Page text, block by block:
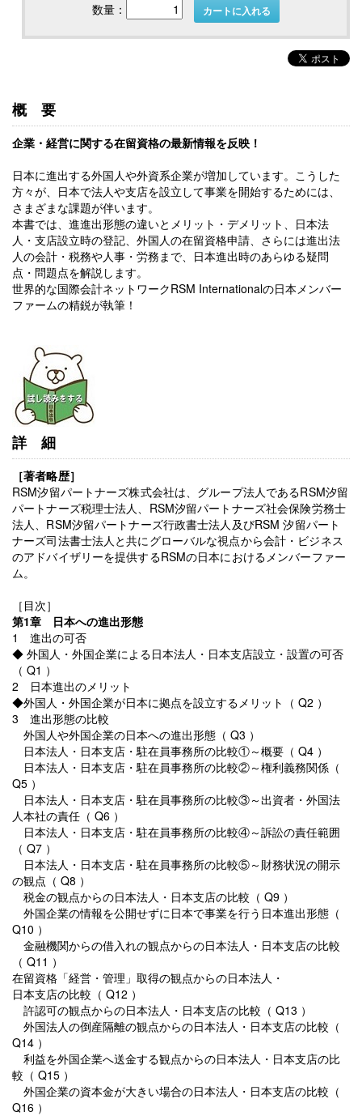
数量： カートに入れる
概要
企業・経営に関する在留資格の最新情報を反映！
日本に進出する外国人や外資系企業が増加しています。こうした
方々が、日本で法人や支店を設立して事業を開始するためには、
さまざまな課題が伴います。
本書では、進進出形態の違いとメリット・デメリット、日本法
人・支店設立時の登記、外国人の在留資格申請、さらには進出法
人の会計・税務や人事・労務まで、日本進出時のあらゆる疑問
点・問題点を解説します。
世界的な国際会計ネットワークRSM Internationalの日本メンバー
ファームの精鋭が執筆！
詳細
［著者略歴］
RSM汐留パートナーズ株式会社は、グループ法人であるRSM汐留
パートナーズ税理士法人、RSM汐留パートナーズ社会保険労務士
法人、RSM汐留パートナーズ行政書士法人及びRSM 汐留パート
ナーズ司法書士法人と共にグローバルな視点から会計・ビジネス
のアドバイザリーを提供するRSMの日本におけるメンバーファー
ム。
［目次］
第1章 日本への進出形態
1 進出の可否
◆ 外国人・外国企業による日本法人・日本支店設立・設置の可否
（ Q1 ）
2 日本進出のメリット
◆外国人・外国企業が日本に拠点を設立するメリット（ Q2 ）
3 進出形態の比較
外国人や外国企業の日本への進出形態（ Q3 ）
日本法人・日本支店・駐在員事務所の比較①～概要（ Q4 ）
日本法人・日本支店・駐在員事務所の比較②～権利義務関係（
Q5 ）
日本法人・日本支店・駐在員事務所の比較③～出資者・外国法
人本社の責任（ Q6 ）
日本法人・日本支店・駐在員事務所の比較④～訴訟の責任範囲
（ Q7 ）
日本法人・日本支店・駐在員事務所の比較⑤～財務状況の開示
の観点（ Q8 ）
税金の観点からの日本法人・日本支店の比較（ Q9 ）
外国企業の情報を公開せずに日本で事業を行う日本進出形態（
Q10 ）
金融機関からの借入れの観点からの日本法人・日本支店の比較
（ Q11 ）
在留資格「経営・管理」取得の観点からの日本法人・
日本支店の比較（ Q12 ）
許認可の観点からの日本法人・日本支店の比較（ Q13 ）
外国法人の倒産隔離の観点からの日本法人・日本支店の比較（
Q14 ）
利益を外国企業へ送金する観点からの日本法人・日本支店の比
較（ Q15 ）
外国企業の資本金が大きい場合の日本法人・日本支店の比較（
Q16 ）